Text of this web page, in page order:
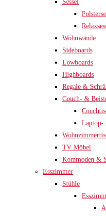
Sessel
Wohnwände
Sideboards
Lowboards
Highboards
Regale &
Couch- &
Laptop-
TV Möbel
Kommoden &
Esszimmer
Stühle